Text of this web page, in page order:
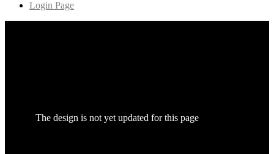
Login Page
The design is not yet updated for this page